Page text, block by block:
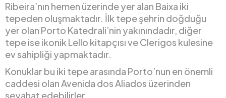
Ribeira’nın hemen üzerinde yer alan Baixa iki
tepeden oluşmaktadır. İlk tepe şehrin doğduğu
yer olan Porto Katedrali’nin yakınındadır, diğer
tepe ise ikonik Lello kitapçısı ve Clerigos kulesine
ev sahipliği yapmaktadır.
Konuklar bu iki tepe arasında Porto’nun en önemli
caddesi olan Avenida dos Aliados üzerinden
seyahat edebilirler.